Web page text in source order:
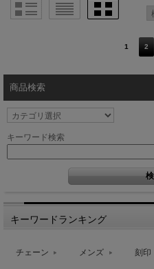
1 2
商品検索
キーワード検索
キーワードランキング
チェーン メンズ 刻印